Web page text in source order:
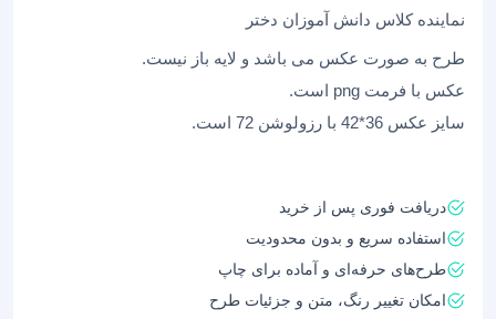
نماینده کلاس دانش آموزان دختر
طرح به صورت عکس می باشد و لایه باز نیست.
عکس با فرمت png است.
سایز عکس 36*42 با رزولوشن 72 است.
دریافت فوری پس از خرید
استفاده سریع و بدون محدودیت
طرح‌های حرفه‌ای و آماده برای چاپ
امکان تغییر رنگ، متن و جزئیات طرح